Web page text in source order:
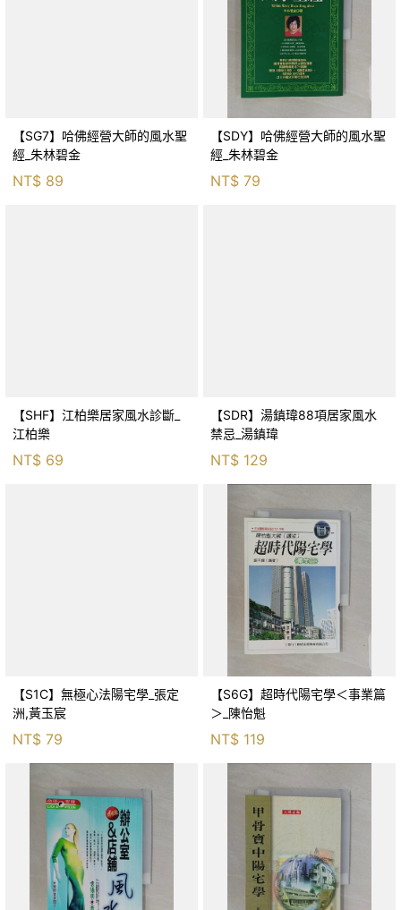
【SG7】哈佛經營大師的風水聖
經_朱林碧金
NT$ 89
【SDY】哈佛經營大師的風水聖
經_朱林碧金
NT$ 79
【SHF】江柏樂居家風水診斷_
江柏樂
NT$ 69
【SDR】湯鎮瑋88項居家風水
禁忌_湯鎮瑋
NT$ 129
【S1C】無極心法陽宅學_張定
洲,黃玉宸
NT$ 79
【S6G】超時代陽宅學＜事業篇
＞_陳怡魁
NT$ 119